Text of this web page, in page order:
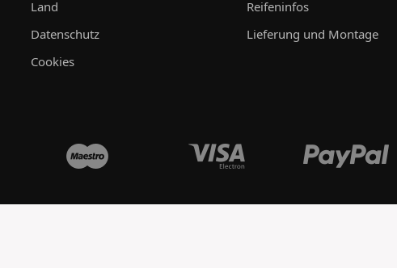
Land
Datenschutz
Cookies
Reifeninfos
Lieferung und Montage